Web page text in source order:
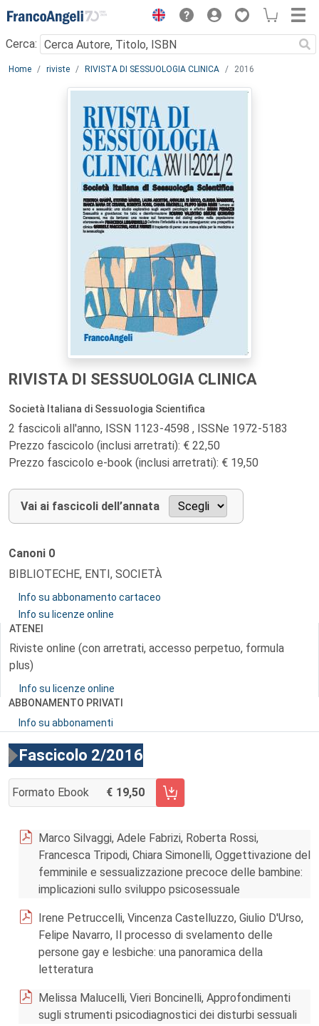
Menu
Cerca:
Main content
Home riviste RIVISTA DI SESSUOLOGIA CLINICA 2016
RIVISTA DI SESSUOLOGIA CLINICA
Società Italiana di Sessuologia Scientifica
2 fascicoli all'anno, ISSN 1123-4598 , ISSNe 1972-5183
Prezzo fascicolo (inclusi arretrati): € 22,50
Prezzo fascicolo e-book (inclusi arretrati): € 19,50
Vai ai fascicoli dell’annata
Canoni 0
BIBLIOTECHE, ENTI, SOCIETÀ
Info su abbonamento cartaceo
Info su licenze online
ATENEI
Riviste online (con arretrati, accesso perpetuo, formula
plus)
Info su licenze online
ABBONAMENTO PRIVATI
Info su abbonamenti
Fascicolo 2/2016
Formato Ebook 19,50
AGGIUNGI AL CARRELLO FASCICOLO 2/2016
Marco Silvaggi, Adele Fabrizi, Roberta Rossi,
Francesca Tripodi, Chiara Simonelli, Oggettivazione del
femminile e sessualizzazione precoce delle bambine:
implicazioni sullo sviluppo psicosessuale
Irene Petruccelli, Vincenza Castelluzzo, Giulio D'Urso,
Felipe Navarro, Il processo di svelamento delle
persone gay e lesbiche: una panoramica della
letteratura
Melissa Malucelli, Vieri Boncinelli, Approfondimenti
sugli strumenti psicodiagnostici dei disturbi sessuali